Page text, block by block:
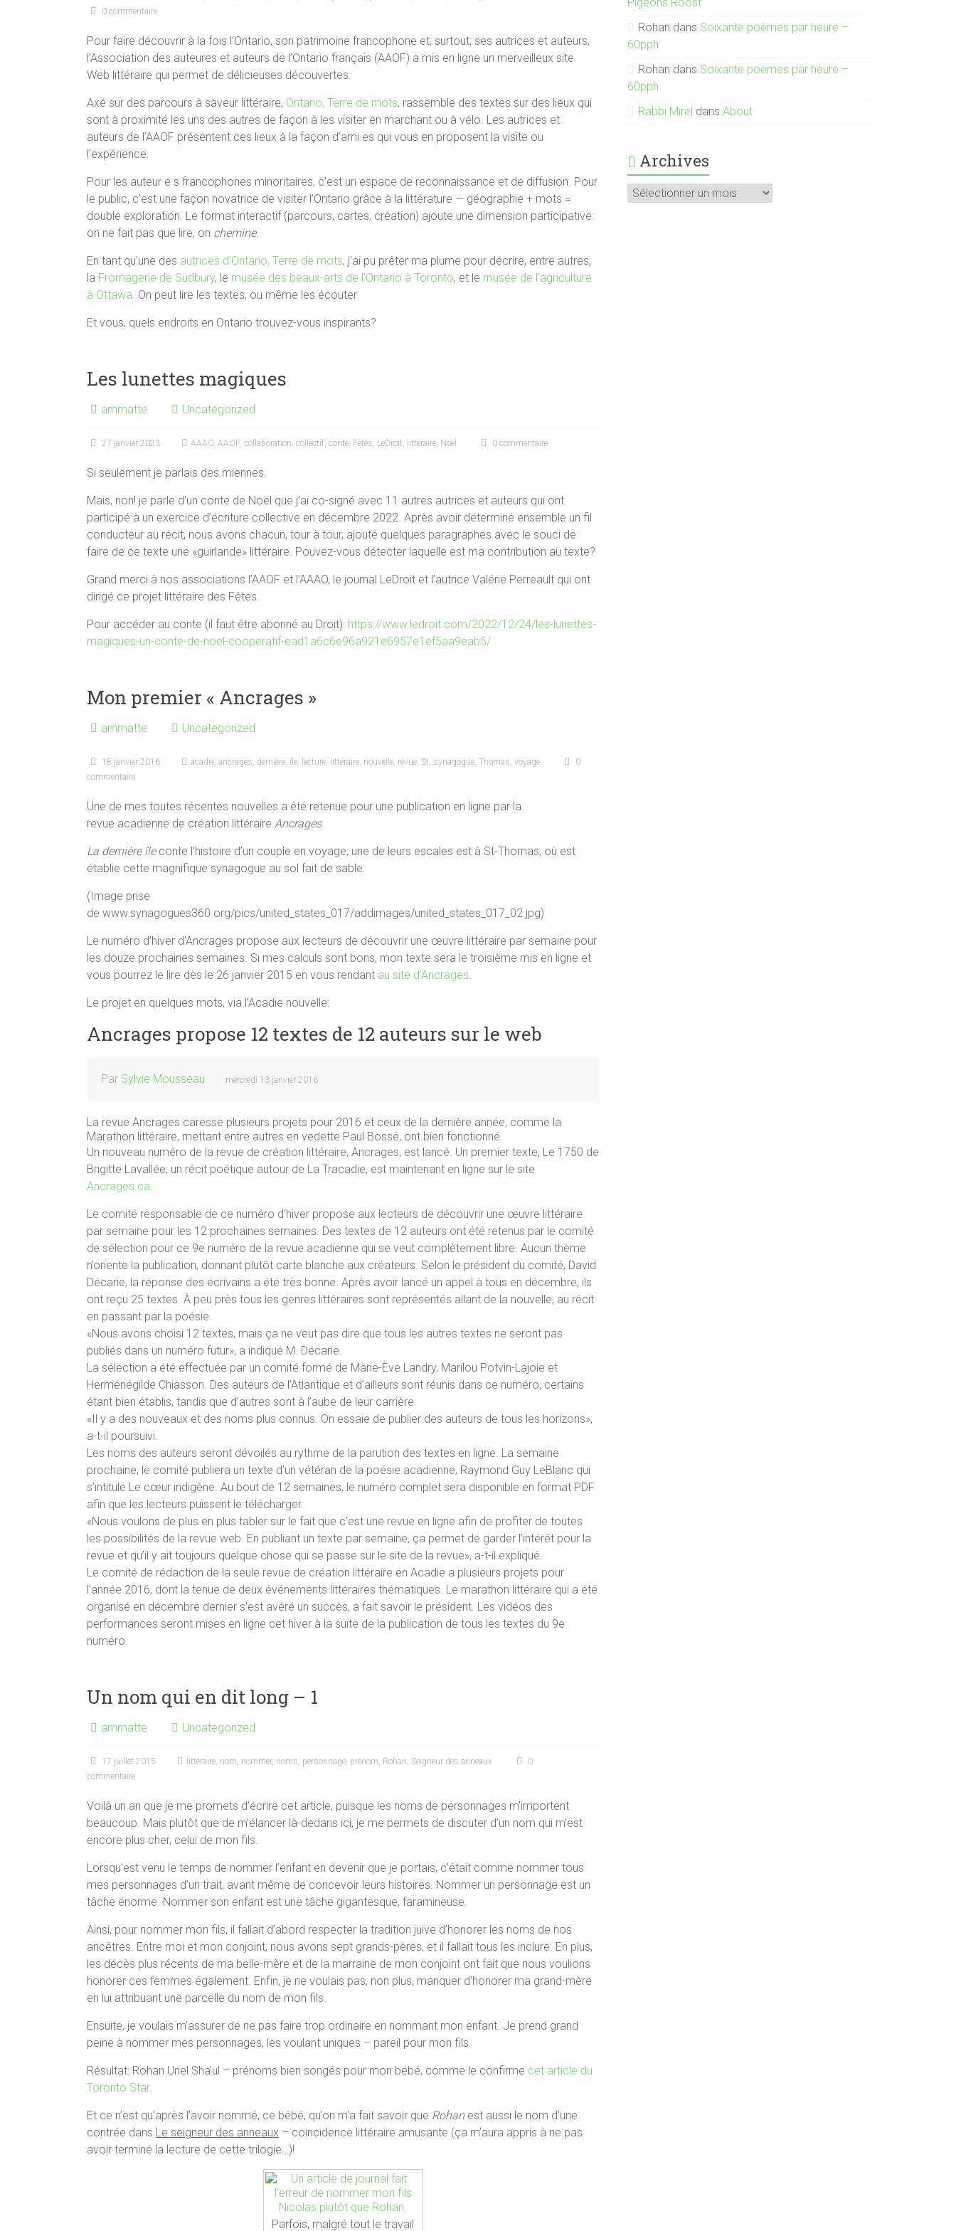
0 commentaire
Pour faire découvrir à la fois l’Ontario, son patrimoine francophone et, surtout, ses autrices et auteurs,
l’Association des auteures et auteurs de l’Ontario français (AAOF) a mis en ligne un merveilleux site
Web littéraire qui permet de délicieuses découvertes.
Axé sur des parcours à saveur littéraire, Ontario, Terre de mots, rassemble des textes sur des lieux qui
sont à proximité les uns des autres de façon à les visiter en marchant ou à vélo. Les autrices et
auteurs de l’AAOF présentent ces lieux à la façon d’ami·es qui vous en proposent la visite ou
l’expérience.
Pour les auteur·e·s francophones minoritaires, c’est un espace de reconnaissance et de diffusion. Pour
le public, c’est une façon novatrice de visiter l’Ontario grâce à la littérature — géographie + mots =
double exploration. Le format interactif (parcours, cartes, création) ajoute une dimension participative:
on ne fait pas que lire, on chemine.
En tant qu’une des autrices d’Ontario, Terre de mots, j’ai pu prêter ma plume pour décrire, entre autres,
la Fromagerie de Sudbury, le musée des beaux-arts de l’Ontario à Toronto, et le musée de l’agriculture
à Ottawa. On peut lire les textes, ou même les écouter.
Et vous, quels endroits en Ontario trouvez-vous inspirants?
Les lunettes magiques
ammatte Uncategorized
27 janvier 2023 AAAO, AAOF, collaboration, collectif, conte, Fêtes, LeDroit, littéraire, Noël 0 commentaire
Si seulement je parlais des miennes.
Mais, non! je parle d’un conte de Noël que j’ai co-signé avec 11 autres autrices et auteurs qui ont
participé à un exercice d’écriture collective en décembre 2022. Après avoir déterminé ensemble un fil
conducteur au récit, nous avons chacun, tour à tour, ajouté quelques paragraphes avec le souci de
faire de ce texte une «guirlande» littéraire. Pouvez-vous détecter laquelle est ma contribution au texte?
Grand merci à nos associations l’AAOF et l’AAAO, le journal LeDroit et l’autrice Valérie Perreault qui ont
dirigé ce projet littéraire des Fêtes.
Pour accéder au conte (il faut être abonné au Droit): https://www.ledroit.com/2022/12/24/les-lunettes-
magiques-un-conte-de-noel-cooperatif-ead1a6c6e96a921e6957e1ef5aa9eab5/
Mon premier « Ancrages »
ammatte Uncategorized
18 janvier 2016 acadie, ancrages, dernière, île, lecture, littéraire, nouvelle, revue, St, synagogue, Thomas, voyage
0
commentaire
Une de mes toutes récentes nouvelles a été retenue pour une publication en ligne par la
revue acadienne de création littéraire Ancrages.
La dernière île conte l’histoire d’un couple en voyage; une de leurs escales est à St-Thomas, où est
établie cette magnifique synagogue au sol fait de sable:
(Image prise
de www.synagogues360.org/pics/united_states_017/addimages/united_states_017_02.jpg)
Le numéro d’hiver d’Ancrages propose aux lecteurs de découvrir une œuvre littéraire par semaine pour
les douze prochaines semaines. Si mes calculs sont bons, mon texte sera le troisième mis en ligne et
vous pourrez le lire dès le 26 janvier 2015 en vous rendant au site d’Ancrages.
Le projet en quelques mots, via l’Acadie nouvelle:
Ancrages propose 12 textes de 12 auteurs sur le web
Par Sylvie Mousseau mercredi 13 janvier 2016
La revue Ancrages caresse plusieurs projets pour 2016 et ceux de la dernière année, comme la
Marathon littéraire, mettant entre autres en vedette Paul Bossé, ont bien fonctionné.
Un nouveau numéro de la revue de création littéraire, Ancrages, est lancé. Un premier texte, Le 1750 de
Brigitte Lavallée; un récit poétique autour de La Tracadie, est maintenant en ligne sur le site
Ancrages.ca.
Le comité responsable de ce numéro d’hiver propose aux lecteurs de découvrir une œuvre littéraire
par semaine pour les 12 prochaines semaines. Des textes de 12 auteurs ont été retenus par le comité
de sélection pour ce 9e numéro de la revue acadienne qui se veut complètement libre. Aucun thème
n’oriente la publication, donnant plutôt carte blanche aux créateurs. Selon le président du comité, David
Décarie, la réponse des écrivains a été très bonne. Après avoir lancé un appel à tous en décembre, ils
ont reçu 25 textes. À peu près tous les genres littéraires sont représentés allant de la nouvelle, au récit
en passant par la poésie.
«Nous avons choisi 12 textes, mais ça ne veut pas dire que tous les autres textes ne seront pas
publiés dans un numéro futur», a indiqué M. Décarie.
La sélection a été effectuée par un comité formé de Marie-Ève Landry, Marilou Potvin-Lajoie et
Herménégilde Chiasson. Des auteurs de l’Atlantique et d’ailleurs sont réunis dans ce numéro, certains
étant bien établis, tandis que d’autres sont à l’aube de leur carrière.
«Il y a des nouveaux et des noms plus connus. On essaie de publier des auteurs de tous les horizons»,
a-t-il poursuivi.
Les noms des auteurs seront dévoilés au rythme de la parution des textes en ligne. La semaine
prochaine, le comité publiera un texte d’un vétéran de la poésie acadienne, Raymond Guy LeBlanc qui
s’intitule Le cœur indigène. Au bout de 12 semaines, le numéro complet sera disponible en format PDF
afin que les lecteurs puissent le télécharger.
«Nous voulons de plus en plus tabler sur le fait que c’est une revue en ligne afin de profiter de toutes
les possibilités de la revue web. En publiant un texte par semaine, ça permet de garder l’intérêt pour la
revue et qu’il y ait toujours quelque chose qui se passe sur le site de la revue», a-t-il expliqué.
Le comité de rédaction de la seule revue de création littéraire en Acadie a plusieurs projets pour
l’année 2016, dont la tenue de deux événements littéraires thématiques. Le marathon littéraire qui a été
organisé en décembre dernier s’est avéré un succès, a fait savoir le président. Les vidéos des
performances seront mises en ligne cet hiver à la suite de la publication de tous les textes du 9e
numéro.
Un nom qui en dit long – 1
ammatte Uncategorized
17 juillet 2015 littéraire, nom, nommer, noms, personnage, prénom, Rohan, Seigneur des anneaux
0
commentaire
Voilà un an que je me promets d’écrire cet article, puisque les noms de personnages m’importent
beaucoup. Mais plutôt que de m’élancer là-dedans ici, je me permets de discuter d’un nom qui m’est
encore plus cher, celui de mon fils.
Lorsqu’est venu le temps de nommer l’enfant en devenir que je portais, c’était comme nommer tous
mes personnages d’un trait, avant même de concevoir leurs histoires. Nommer un personnage est un
tâche énorme. Nommer son enfant est une tâche gigantesque, faramineuse.
Ainsi, pour nommer mon fils, il fallait d’abord respecter la tradition juive d’honorer les noms de nos
ancêtres. Entre moi et mon conjoint, nous avons sept grands-pères, et il fallait tous les inclure. En plus,
les décès plus récents de ma belle-mère et de la marraine de mon conjoint ont fait que nous voulions
honorer ces femmes également. Enfin, je ne voulais pas, non plus, manquer d’honorer ma grand-mère
en lui attribuant une parcelle du nom de mon fils.
Ensuite, je voulais m’assurer de ne pas faire trop ordinaire en nommant mon enfant. Je prend grand
peine à nommer mes personnages, les voulant uniques – pareil pour mon fils.
Résultat: Rohan Uriel Sha’ul – prénoms bien songés pour mon bébé, comme le confirme cet article du
Toronto Star.
Et ce n’est qu’après l’avoir nommé, ce bébé, qu’on m’a fait savoir que Rohan est aussi le nom d’une
contrée dans Le seigneur des anneaux – coincidence littéraire amusante (ça m’aura appris à ne pas
avoir terminé la lecture de cette trilogie…)!
Parfois, malgré tout le travail
Rohan dans Soixante poèmes par heure –
60pph
Rohan dans Soixante poèmes par heure –
60pph
Rabbi Mirel dansAbout
Archives
Archives